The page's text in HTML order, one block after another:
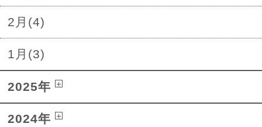
2月(4)
1月(3)
2025年
2024年